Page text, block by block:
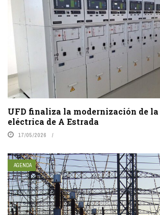
UFD finaliza la modernización de
eléctrica de A Estrada
17/05/2026
AGENDA